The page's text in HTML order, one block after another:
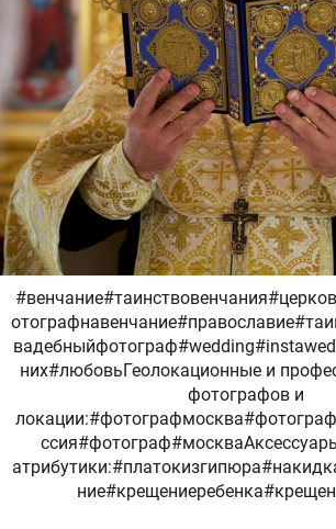
них#любовьГеолокационные и
фотографов и